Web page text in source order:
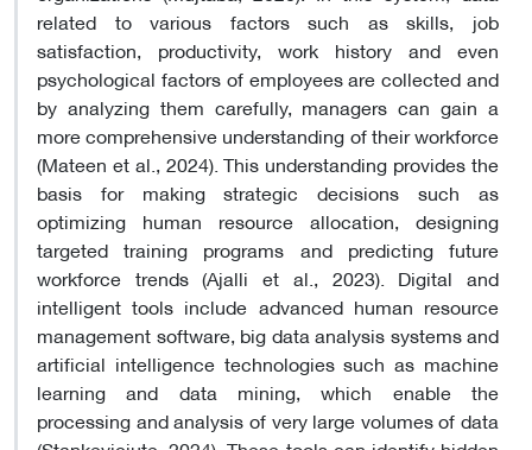
related to various factors such as skills, job
satisfaction, productivity, work history and even
psychological factors of employees are collected and
by analyzing them carefully, managers can gain a
more comprehensive understanding of their workforce
(Mateen et al., 2024). This understanding provides the
basis for making strategic decisions such as
optimizing human resource allocation, designing
targeted training programs and predicting future
workforce trends (Ajalli et al., 2023). Digital and
intelligent tools include advanced human resource
management software, big data analysis systems and
artificial intelligence technologies such as machine
learning and data mining, which enable the
processing and analysis of very large volumes of data